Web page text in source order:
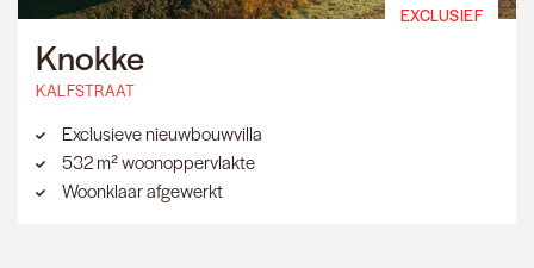
EXCLUSIEF
Knokke
KALFSTRAAT
Exclusieve nieuwbouwvilla
532 m² woonoppervlakte
Woonklaar afgewerkt